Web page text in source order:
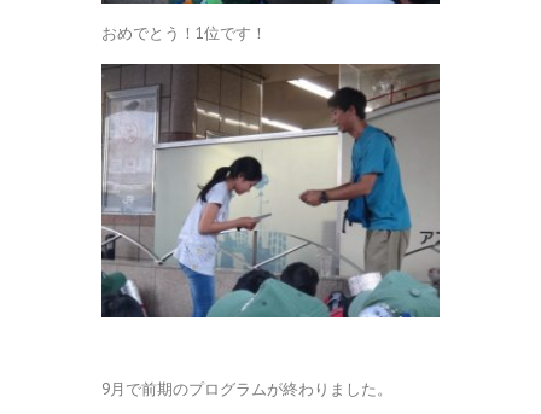
おめでとう！1位です！
9月で前期のプログラムが終わりました。